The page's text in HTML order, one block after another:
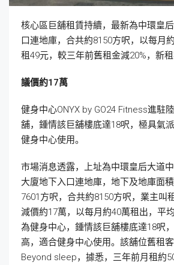
核心區巨舖租賃持續，最新為中環皇
口連地庫，合共約8150方呎，以每月
租49元，較三年前舊租金減20%，新租
議價約17萬
健身中心ONYX by GO24 Fitness進駐
舖，鍾情該巨舖樓底達18呎，極具氣
健身中心使用。
市場消息透露，上址為中環皇后大道
大廈地下入口連地庫，地下及地庫面
7601方呎，合共約8150方呎，業主叫
減價約17萬，以每月約40萬租出，平
為健身中心，鍾情該巨舖樓底達18呎
高，適合健身中心使用。該舖位舊租
Beyond sleep，據悉，三年前月租約